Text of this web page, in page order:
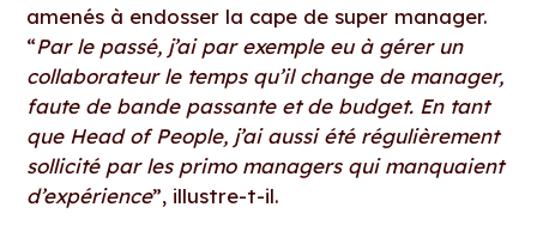
amenés à endosser la cape de super manager.
“Par le passé, j’ai par exemple eu à gérer un
collaborateur le temps qu’il change de manager,
faute de bande passante et de budget. En tant
que Head of People, j’ai aussi été régulièrement
sollicité par les primo managers qui manquaient
d’expérience”, illustre-t-il.